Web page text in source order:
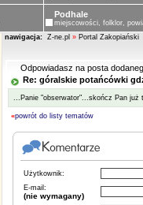
Podhale
miejscowości, folklor,
nawigacja: Z-ne.pl » Portal Zakopiański
Odpowiadasz na posta
Re: góralskie potańcówki
...Panie "obserwator"...skończ Pan już
«powrót do listy tematów
Użytkownik:
E-mail:
(nie wymagany)